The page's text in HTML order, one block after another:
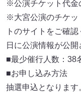
※公演チケット代金
※大宮公演のチケッ
トのサイトをご確
日に公演情報が公開
■最少催行人数：38
■お申し込み方法
抽選申込となりま